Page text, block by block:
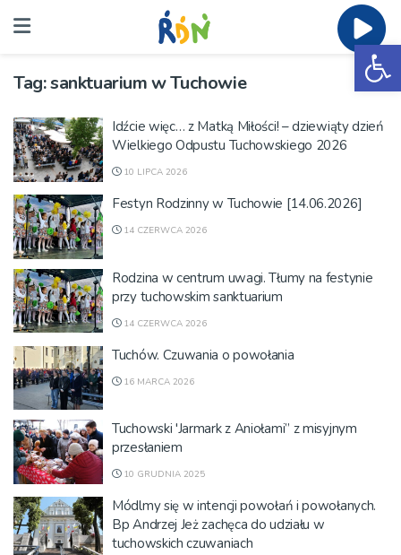
Tag:sanktuarium w Tuchowie
Idźcie więc… z Matką Miłości! – dziewiąty dzień
Wielkiego Odpustu Tuchowskiego 2026
10 LIPCA 2026
Festyn Rodzinny w Tuchowie [14.06.2026]
14 CZERWCA 2026
Rodzina w centrum uwagi. Tłumy na festynie
przy tuchowskim sanktuarium
14 CZERWCA 2026
Tuchów. Czuwania o powołania
16 MARCA 2026
Tuchowski 'Jarmark z Aniołami” z misyjnym
przesłaniem
10 GRUDNIA 2025
Módlmy się w intencji powołań i powołanych.
Bp Andrzej Jeż zachęca do udziału w
tuchowskich czuwaniach